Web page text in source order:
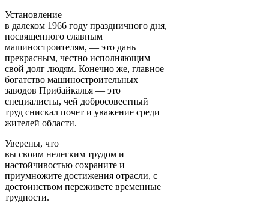
Установление
в далеком 1966 году праздничного дня,
посвященного славным
машиностроителям, — это дань
прекрасным, честно исполняющим
свой долг людям. Конечно же, главное
богатство машиностроительных
заводов Прибайкалья — это
специалисты, чей добросовестный
труд снискал почет и уважение среди
жителей области.
Уверены, что
вы своим нелегким трудом и
настойчивостью сохраните и
приумножите достижения отрасли, с
достоинством переживете временные
трудности.